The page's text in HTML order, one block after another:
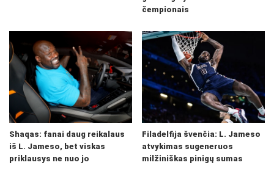
čempionais
Shaqas: fanai daug reikalaus
iš L. Jameso, bet viskas
priklausys ne nuo jo
Filadelfija švenčia: L. Jameso
atvykimas sugeneruos
milžiniškas pinigų sumas